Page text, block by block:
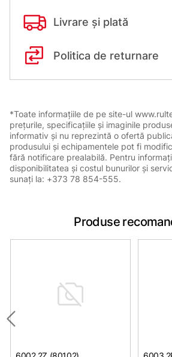
Livrare și plată
Politica de returnare
*Toate informațiile de pe site-ul
prețurile, specificațiile și imaginile
informativ și nu reprezintă o ofertă
produsului și echipamentele pot fi
fără notificare prealabilă. Pentru
disponibilitatea și costul bunurilor și
sunați la: +373 78 854-555.
Produse